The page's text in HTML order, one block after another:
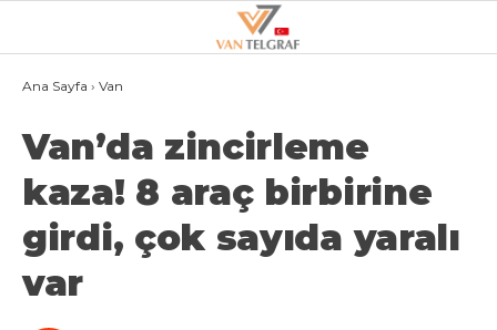
22.4°
GALERİ VİDEO
VAN
BÖLGE
Ana Sayfa › Van
Van’da zincirleme
kaza! 8 araç birbirine
girdi, çok sayıda yaralı
var